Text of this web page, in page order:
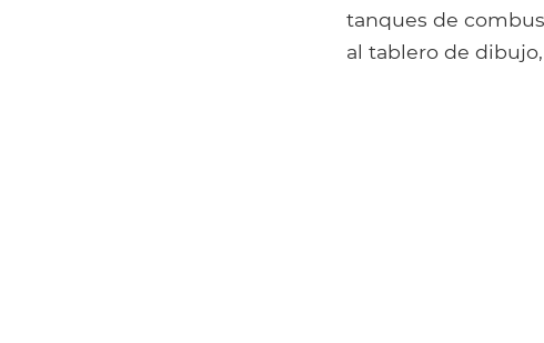
tanques de
al tablero de